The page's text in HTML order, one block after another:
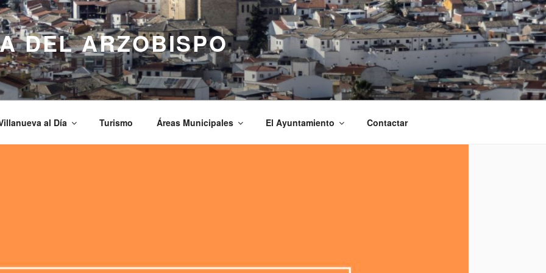
DEL ARZOBISPO
al Día Turismo Áreas Municipales El Ayuntamiento Contactar